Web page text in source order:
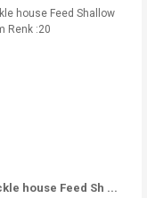
house Feed Sh ...